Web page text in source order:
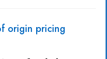
origin pricing